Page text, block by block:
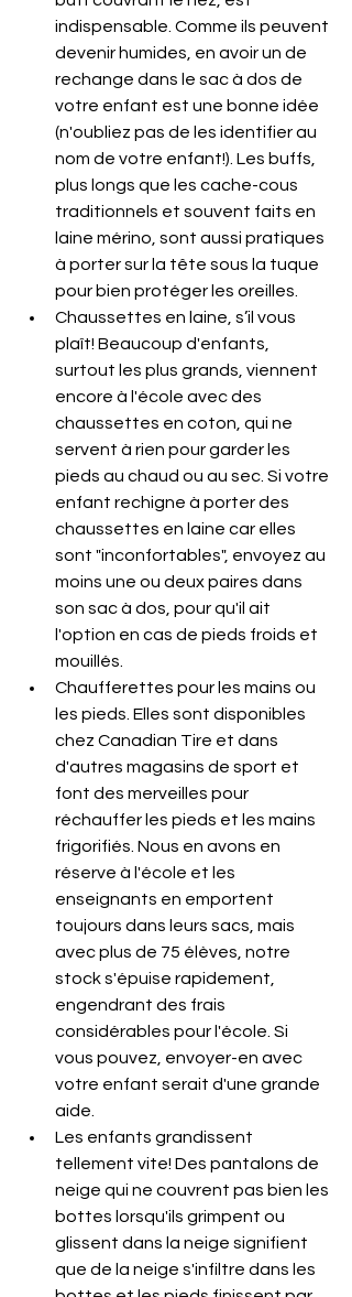
indispensable. Comme ils peuvent
devenir humides, en avoir un de
rechange dans le sac à dos de
votre enfant est une bonne idée
(n'oubliez pas de les identifier au
nom de votre enfant!). Les buffs,
plus longs que les cache-cous
traditionnels et souvent faits en
laine mérino, sont aussi pratiques
à porter sur la tête sous la tuque
pour bien protéger les oreilles.
Chaussettes en laine, s’il vous
plaît! Beaucoup d'enfants,
surtout les plus grands, viennent
encore à l'école avec des
chaussettes en coton, qui ne
servent à rien pour garder les
pieds au chaud ou au sec. Si votre
enfant rechigne à porter des
chaussettes en laine car elles
sont "inconfortables", envoyez au
moins une ou deux paires dans
son sac à dos, pour qu'il ait
l'option en cas de pieds froids et
mouillés.
Chaufferettes pour les mains ou
les pieds. Elles sont disponibles
chez Canadian Tire et dans
d'autres magasins de sport et
font des merveilles pour
réchauffer les pieds et les mains
frigorifiés. Nous en avons en
réserve à l'école et les
enseignants en emportent
toujours dans leurs sacs, mais
avec plus de 75 élèves, notre
stock s'épuise rapidement,
engendrant des frais
considérables pour l'école. Si
vous pouvez, envoyer-en avec
votre enfant serait d'une grande
aide.
Les enfants grandissent
tellement vite! Des pantalons de
neige qui ne couvrent pas bien les
bottes lorsqu'ils grimpent ou
glissent dans la neige signifient
que de la neige s'infiltre dans les